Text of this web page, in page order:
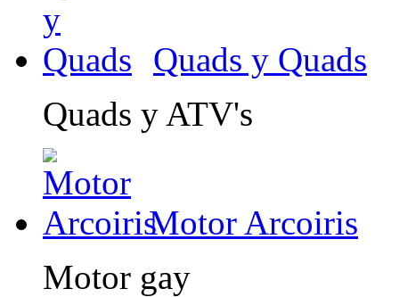
Quads y Quads
Quads y ATV's
Motor Arcoiris
Motor gay